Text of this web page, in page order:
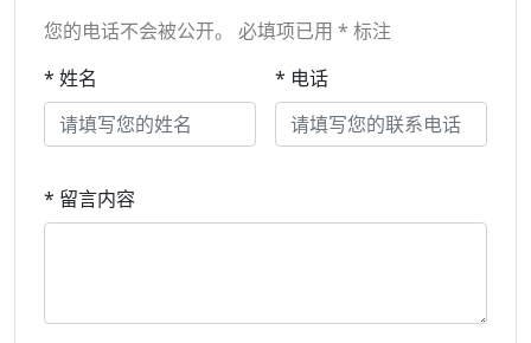
您的电话不会被公开。 必填项已用 * 标注
* 姓名
* 电话
* 留言内容